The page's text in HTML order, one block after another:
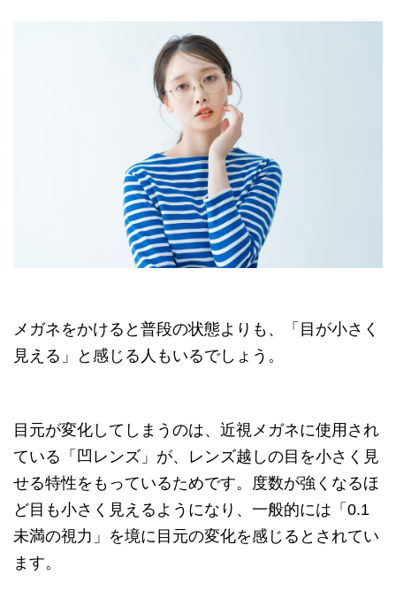
メガネをかけると普段の状態よりも、「目が小さく
見える」と感じる人もいるでしょう。
目元が変化してしまうのは、近視メガネに使用され
ている「凹レンズ」が、レンズ越しの目を小さく見
せる特性をもっているためです。度数が強くなるほ
ど目も小さく見えるようになり、一般的には「0.1
未満の視力」を境に目元の変化を感じるとされてい
ます。